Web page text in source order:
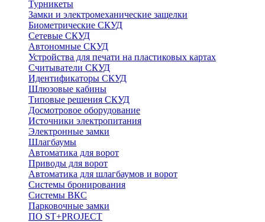
Турникеты
Замки и электромеханические защелки
Биометрические СКУД
Сетевые СКУД
Автономные СКУД
Устройства для печати на пластиковых картах
Считыватели СКУД
Идентификаторы СКУД
Шлюзовые кабины
Типовые решения СКУД
Досмотровое оборудование
Источники электропитания
Электронные замки
Шлагбаумы
Автоматика для ворот
Приводы для ворот
Автоматика для шлагбаумов и ворот
Системы бронирования
Системы ВКС
Парковочные замки
ПО ST+PROJECT